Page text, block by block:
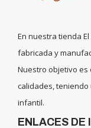
En nuestra tienda
fabricada y
Nuestro objetivo es
calidades, teniendo
infantil.
ENLACES DE